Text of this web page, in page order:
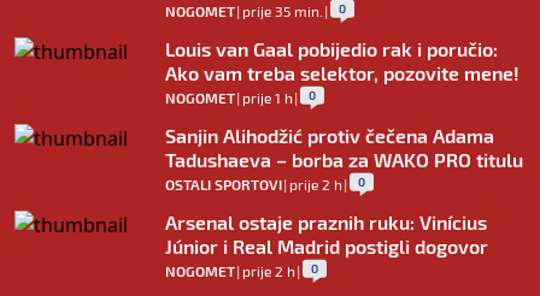
NOGOMET| prije 35 min. | 0
Louis van Gaal pobijedio rak i poručio:
Ako vam treba selektor, pozovite mene!
NOGOMET| prije 1 h | 0
Sanjin Alihodžić protiv čečena Adama
Tadushaeva – borba za WAKO PRO titulu
OSTALI SPORTOVI| prije 2 h | 0
Arsenal ostaje praznih ruku: Vinícius
Júnior i Real Madrid postigli dogovor
NOGOMET| prije 2 h | 0